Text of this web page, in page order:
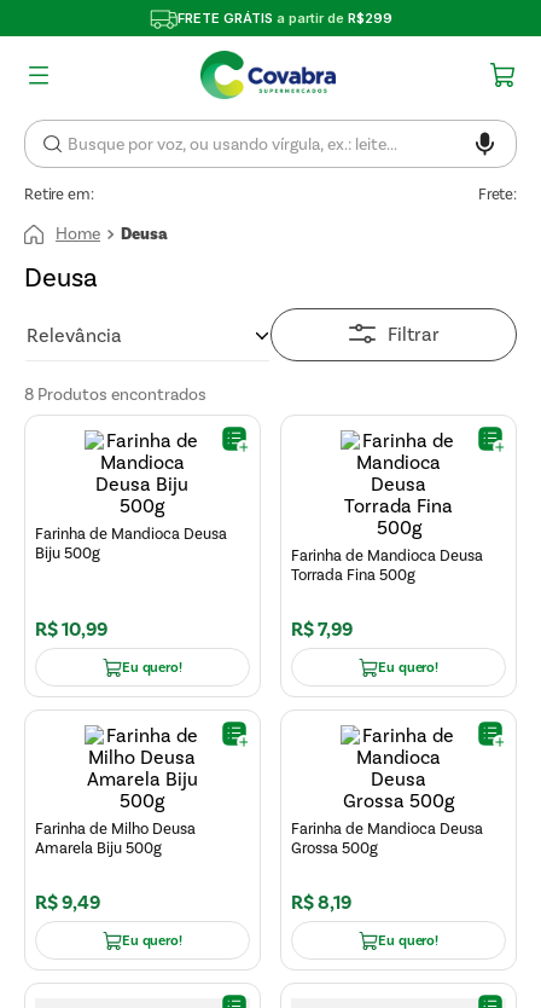
FRETE GRÁTIS a partir de R$299
Retire em: Frete:
Deusa
Deusa
Relevância Filtrar
8 Produtos
Farinha de Mandioca Deusa
Biju 500g
R$10,99
Eu quero!
Farinha de Mandioca Deusa
Torrada Fina 500g
R$7,99
Eu quero!
Farinha de Milho Deusa
Amarela Biju 500g
R$9,49
Eu quero!
Farinha de Mandioca Deusa
Grossa 500g
R$8,19
Eu quero!